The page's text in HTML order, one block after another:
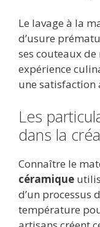
Le lavage à la
d’usure
ses couteaux
expérience
une satisfaction
Les
dans la
Connaître le
céramique
d’un processus
température